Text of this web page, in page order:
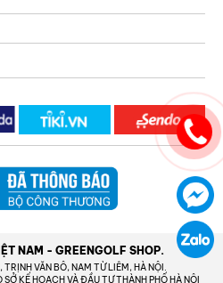
NAM - GREENGOLF SHOP.
VĂN BÔ, NAM TỪ LIÊM, HÀ NỘI.
KẾ HOẠCH VÀ ĐẦU TƯ THÀNH PHỐ HÀ NỘI